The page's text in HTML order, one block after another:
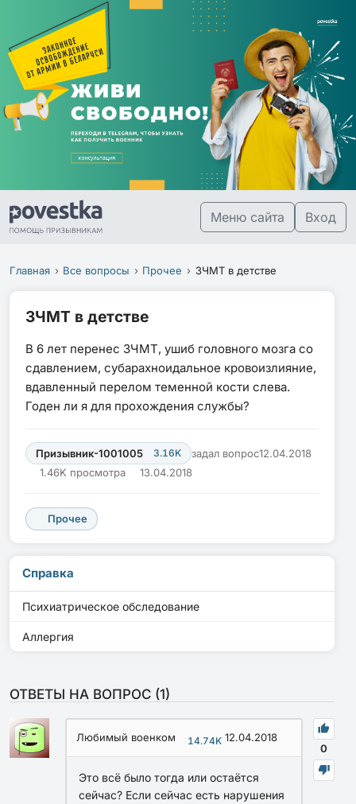
Меню сайта Вход
Главная Все вопросы Прочее ЗЧМТ в детстве
ЗЧМТ в детстве
В 6 лет перенес ЗЧМТ, ушиб головного мозга со
сдавлением, субарахноидальное кровоизлияние,
вдавленный перелом теменной кости слева.
Годен ли я для прохождения службы?
Призывник-1001005 3.16K задал вопрос12.04.2018
1.46K просмотра
13.04.2018
Прочее
Справка
Психиатрическое обследование
Аллергия
ОТВЕТЫ НА ВОПРОС (1)
0
Любимый военком 14.74K 12.04.2018
Это всё было тогда или остаётся
сейчас? Если сейчас есть нарушения